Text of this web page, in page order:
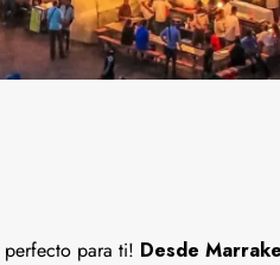
perfecto para ti! Desde